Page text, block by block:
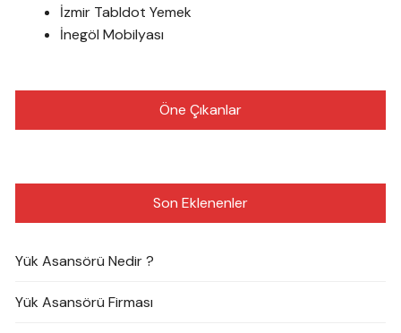
İzmir Tabldot Yemek
İnegöl Mobilyası
Öne Çıkanlar
Son Eklenenler
Yük Asansörü Nedir ?
Yük Asansörü Firması